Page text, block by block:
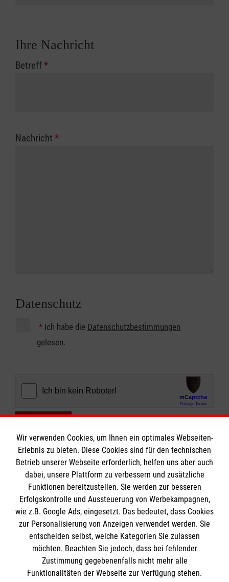
Ihre Nachricht
Betreff*
Nachricht *
Datenschutz
* Ich habe die Datenschutzbestimmungen
gelesen.
Informationen
Impressum
Datenschutz
Barrierefreiheit
Die Malteser
Wir verwenden Cookies, um Ihnen ein optimales Webseiten-
Erlebnis zu bieten. Diese Cookies sind für den technischen
Betrieb unserer Webseite erforderlich, helfen uns aber auch
dabei, unsere Plattform zu verbessern und zusätzliche
Funktionen bereitzustellen. Sie werden zur besseren
Erfolgskontrolle und Aussteuerung von Werbekampagnen,
wie z.B. Google Ads, eingesetzt. Das bedeutet, dass Cookies
zur Personalisierung von Anzeigen verwendet werden. Sie
entscheiden selbst, welche Kategorien Sie zulassen
möchten. Beachten Sie jedoch, dass bei fehlender
Zustimmung gegebenenfalls nicht mehr alle
Funktionalitäten der Webseite zur Verfügung stehen.